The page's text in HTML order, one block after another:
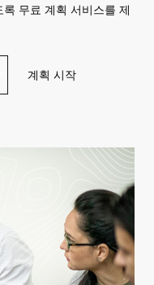
무료 계획 서비스를 제
계획 시작